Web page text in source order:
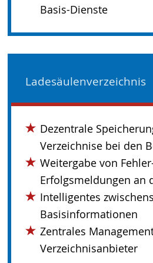
Basis-Dienste
Ladesäulenverzeichnis
Dezentrale
Verzeichnise bei den
Weitergabe von
Erfolgsmeldungen an
Intelligentes
Basisinformationen
Zentrales
Verzeichnisanbieter